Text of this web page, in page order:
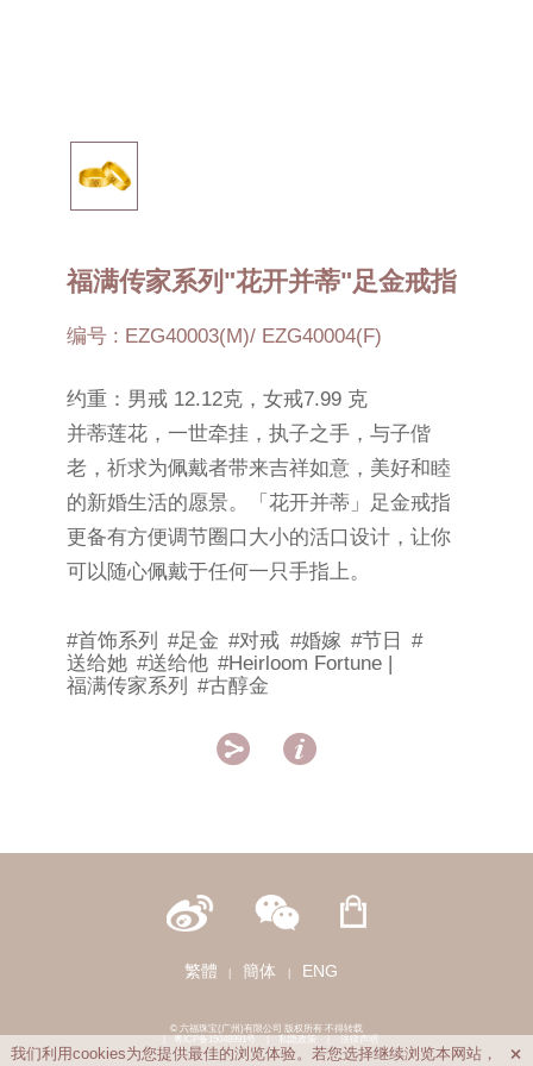
福满传家系列"花开并蒂"足金戒指
编号 : EZG40003(M)/ EZG40004(F)
约重：男戒 12.12克，女戒7.99 克
并蒂莲花，一世牵挂，执子之手，与子偕
老，祈求为佩戴者带来吉祥如意，美好和睦
的新婚生活的愿景。「花开并蒂」足金戒指
更备有方便调节圈口大小的活口设计，让你
可以随心佩戴于任何一只手指上。
#首饰系列 #足金 #对戒 #婚嫁 #节日
#
送给她 #送给他 #Heirloom Fortune |
福满传家系列
#古醇金
 
繁體 簡体 ENG
© 六福珠宝(广州)有限公司 版权所有 不得转载
|
粤ICP备15048991号 | 私隐政策 | 法律声明
我们利用cookies为您提供最佳的浏览体验。若您选择继续浏览本网站， 